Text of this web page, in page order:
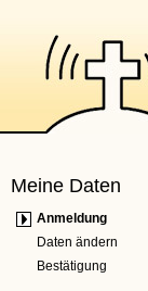
Meine Daten
Anmeldung
Daten ändern
Bestätigung